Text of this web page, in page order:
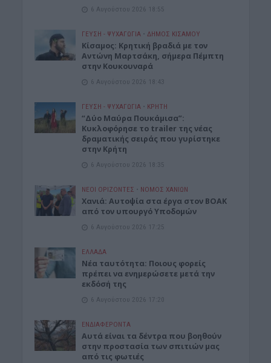
6 Αυγούστου 2026 18:55
ΓΕΎΣΗ - ΨΥΧΑΓΩΓΊΑ • ΔΉΜΟΣ ΚΙΣΆΜΟΥ
Kίσαμος: Κρητική βραδιά με τον
Αντώνη Μαρτσάκη, σήμερα Πέμπτη
στην Κουκουναρά
6 Αυγούστου 2026 18:43
ΓΕΎΣΗ - ΨΥΧΑΓΩΓΊΑ • ΚΡΗΤΗ
“Δύο Μαύρα Πουκάμισα”:
Κυκλοφόρησε το trailer της νέας
δραματικής σειράς που γυρίστηκε
στην Κρήτη
6 Αυγούστου 2026 18:35
ΝΕΟΙ ΟΡΙΖΟΝΤΕΣ • ΝΟΜΌΣ ΧΑΝΊΩΝ
Χανιά: Αυτοψία στα έργα στον ΒΟΑΚ
από τον υπουργό Υποδομών
6 Αυγούστου 2026 17:25
ΕΛΛΑΔΑ
Νέα ταυτότητα: Ποιους φορείς
πρέπει να ενημερώσετε μετά την
εκδόσή της
6 Αυγούστου 2026 17:20
ΕΝΔΙΑΦΕΡΟΝΤΑ
Αυτά είναι τα δέντρα που βοηθούν
στην προστασία των σπιτιών μας
από τις φωτιές